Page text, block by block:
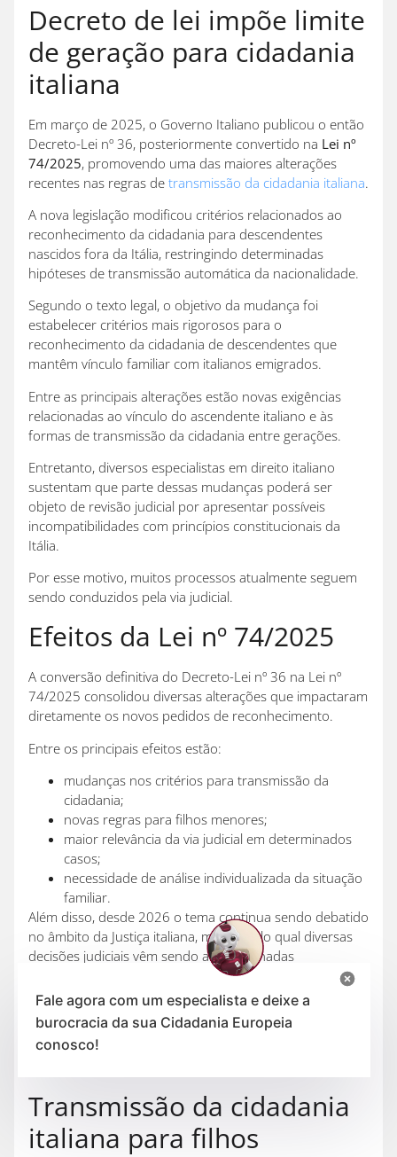
Decreto de lei impõe limite
de geração para cidadania
italiana
Em março de 2025, o Governo Italiano publicou o então
Decreto-Lei nº 36, posteriormente convertido na Lei nº
74/2025, promovendo uma das maiores alterações
recentes nas regras de transmissão da cidadania italiana.
A nova legislação modificou critérios relacionados ao
reconhecimento da cidadania para descendentes
nascidos fora da Itália, restringindo determinadas
hipóteses de transmissão automática da nacionalidade.
Segundo o texto legal, o objetivo da mudança foi
estabelecer critérios mais rigorosos para o
reconhecimento da cidadania de descendentes que
mantêm vínculo familiar com italianos emigrados.
Entre as principais alterações estão novas exigências
relacionadas ao vínculo do ascendente italiano e às
formas de transmissão da cidadania entre gerações.
Entretanto, diversos especialistas em direito italiano
sustentam que parte dessas mudanças poderá ser
objeto de revisão judicial por apresentar possíveis
incompatibilidades com princípios constitucionais da
Itália.
Por esse motivo, muitos processos atualmente seguem
sendo conduzidos pela via judicial.
Efeitos da Lei nº 74/2025
A conversão definitiva do Decreto-Lei nº 36 na Lei nº
74/2025 consolidou diversas alterações que impactaram
diretamente os novos pedidos de reconhecimento.
Entre os principais efeitos estão:
mudanças nos critérios para transmissão da
cidadania;
novas regras para filhos menores;
maior relevância da via judicial em determinados
casos;
necessidade de análise individualizada da situação
familiar.
Além disso, desde 2026 o tema continua sendo debatido
no âmbito da Justiça italiana, motivo pelo qual diversas
decisões judiciais vêm sendo acompanhadas
atentamente por especialistas e descendentes de
italianos.
Por isso, antes de concluir que perdeu ou não o direito à
cidadania italiana, é fundamental analisar o seu caso
Transmissão da cidadania
italiana para filhos
Fale agora com um especialista e deixe a
burocracia da sua Cidadania Europeia
conosco!